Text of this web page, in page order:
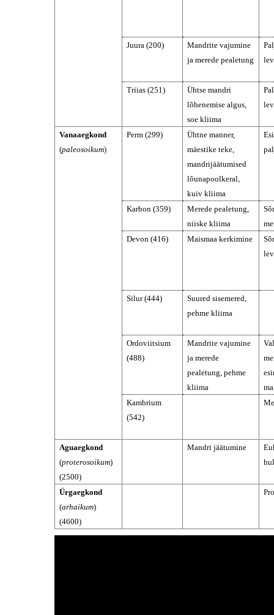
Juura (200)
Mandrite vajumine
ja merede pealetung
Triias (251)
Ühtse mandri
lõhenemise algus,
soe kliima
Vanaaegkond
(paleosoikum)
Perm (299)
Ühtne manner,
mäestike teke,
mandrijäätumised
lõunapoolkeral,
kuiv kliima
Karbon (359)
Merede pealetung,
niiske kliima
Devon (416)
Maismaa kerkimine
Silur (444)
Suured sisemered,
pehme kliima
Ordoviitsium
(488)
Mandrite vajumine
ja merede
pealetung, pehme
kliima
Kambrium
(542)
Aguaegkond
(proterosoikum)
(2500)
Mandri jäätumine
Ürgaegkond
(arhaikum)
(4600)